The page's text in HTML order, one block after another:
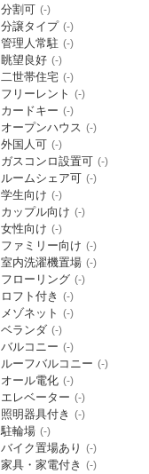
分割可 (-)
分譲タイプ (-)
管理人常駐 (-)
眺望良好 (-)
二世帯住宅 (-)
フリーレント (-)
カードキー (-)
オープンハウス (-)
外国人可 (-)
ガスコンロ設置可 (-)
ルームシェア可 (-)
学生向け (-)
カップル向け (-)
女性向け (-)
ファミリー向け (-)
室内洗濯機置場 (-)
フローリング (-)
ロフト付き (-)
メゾネット (-)
ベランダ (-)
バルコニー (-)
ルーフバルコニー (-)
オール電化 (-)
エレベーター (-)
照明器具付き (-)
駐輪場 (-)
バイク置場あり (-)
家具・家電付き (-)